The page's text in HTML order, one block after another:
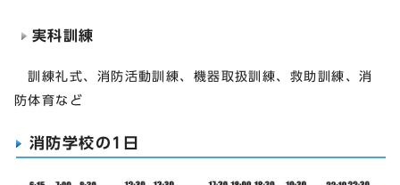
実科訓練
訓練礼式、消防活動訓練、機器取扱訓練、救助訓練、消
防体育など
消防学校の1日